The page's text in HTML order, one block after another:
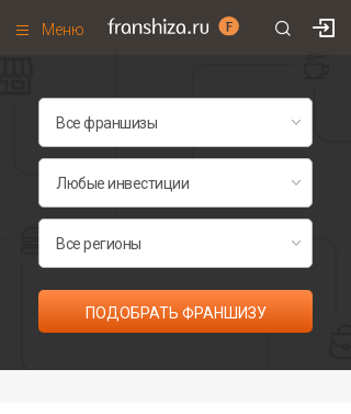
Меню
Франшизы по категориям
ПОДОБРАТЬ ФРАНШИЗУ